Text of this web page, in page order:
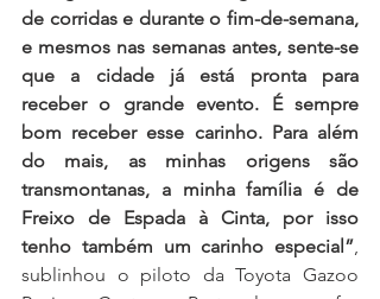
de corridas e durante o fim-de-semana,
e mesmos nas semanas antes, sente-se
que a cidade já está pronta para
receber o grande evento. É sempre
bom receber esse carinho. Para além
do mais, as minhas origens são
transmontanas, a minha família é de
Freixo de Espada à Cinta, por isso
tenho também um carinho especial”,
sublinhou o piloto da Toyota Gazoo